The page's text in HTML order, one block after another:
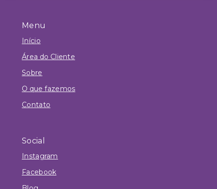
Menu
Início
Área do Cliente
Sobre
O que fazemos
Contato
Social
Instagram
Facebook